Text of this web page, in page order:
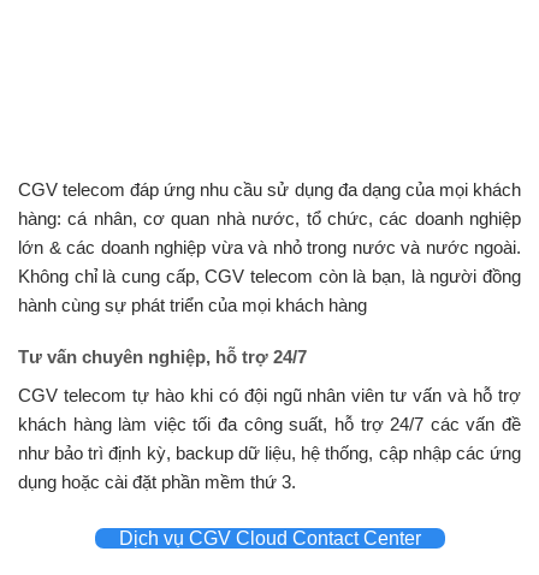
CGV telecom đáp ứng nhu cầu sử dụng đa dạng của mọi khách
hàng: cá nhân, cơ quan nhà nước, tổ chức, các doanh nghiệp
lớn & các doanh nghiệp vừa và nhỏ trong nước và nước ngoài.
Không chỉ là cung cấp, CGV telecom còn là bạn, là người đồng
hành cùng sự phát triển của mọi khách hàng
Tư vấn chuyên nghiệp, hỗ trợ 24/7
CGV telecom tự hào khi có đội ngũ nhân viên tư vấn và hỗ trợ
khách hàng làm việc tối đa công suất, hỗ trợ 24/7 các vấn đề
như bảo trì định kỳ, backup dữ liệu, hệ thống, cập nhập các ứng
dụng hoặc cài đặt phần mềm thứ 3.
Dịch vụ CGV Cloud Contact Center